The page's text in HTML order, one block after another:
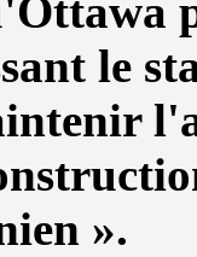
le
».